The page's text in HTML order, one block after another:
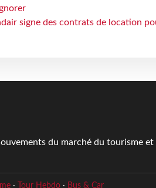
signe des contrats de location
du marché du tourisme
· Tour Hebdo· Bus & Car